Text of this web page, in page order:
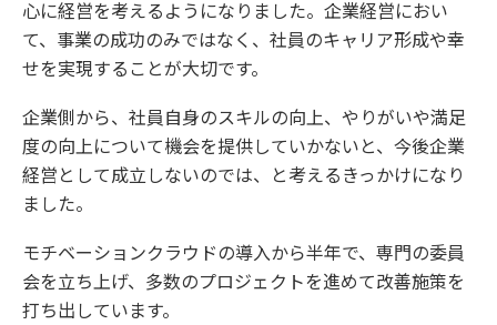
心に経営を考えるようになりました。企業経営におい
て、事業の成功のみではなく、社員のキャリア形成や幸
せを実現することが大切です。
企業側から、社員自身のスキルの向上、やりがいや満足
度の向上について機会を提供していかないと、今後企業
経営として成立しないのでは、と考えるきっかけになり
ました。
モチベーションクラウドの導入から半年で、専門の委員
会を立ち上げ、多数のプロジェクトを進めて改善施策を
打ち出しています。